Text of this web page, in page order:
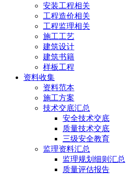
安装工程相关
工程造价相关
工程监理相关
施工工艺
建筑设计
建筑书籍
样板工程
资料收集
资料范本
施工方案
技术交底汇总
安全技术交底
质量技术交底
三级安全教育
监理资料汇总
监理规划细则汇总
质量评估报告